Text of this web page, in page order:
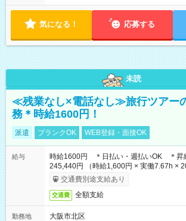
気になる！ 応募する
未読
≪残業なし×電話なし≫旅行ツアー
務＊時給1600円！
派遣 ブランクOK WEB登録・面接OK
給与
時給1600円 ＊日払い・週払いOK ＊
245,440円 （時給1,600円 × 実働7.67h ×
交通費別途支給あり
交通費 全額支給
勤務地
大阪市北区